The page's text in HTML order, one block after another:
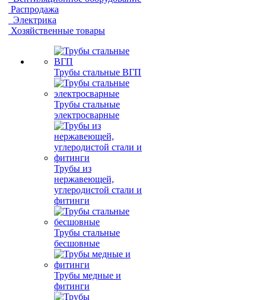
Распродажа
Электрика
Хозяйственные товары
Трубы стальные ВГП
Трубы стальные
электросварные
Трубы из
нержавеющей,
углеродистой стали и
фитинги
Трубы стальные
бесшовные
Трубы медные и
фитинги